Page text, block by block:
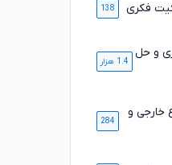
فکری 138
و حل
1.4 هزار
خارجی و
284